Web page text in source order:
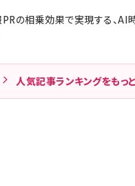
の相乗効果で実現する、AI
人気記事ランキングをもっ